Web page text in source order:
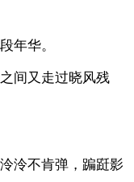
年华。
间又走过晓风残
泠不肯弹，蹁跹影